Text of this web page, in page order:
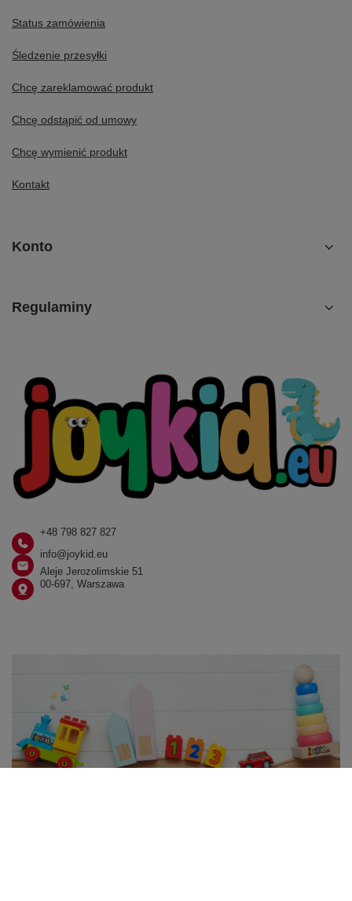
Status zamówienia
Śledzenie przesyłki
Chcę zareklamować produkt
Chcę odstąpić od umowy
Chcę wymienić produkt
Kontakt
Konto
Regulaminy
+48 798 827 827
info@joykid.eu
Aleje Jerozolimskie 51
00-697, Warszawa